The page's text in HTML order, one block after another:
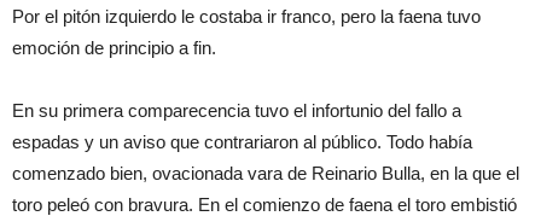
Por el pitón izquierdo le costaba ir franco, pero la faena tuvo
emoción de principio a fin.
En su primera comparecencia tuvo el infortunio del fallo a
espadas y un aviso que contrariaron al público. Todo había
comenzado bien, ovacionada vara de Reinario Bulla, en la que el
toro peleó con bravura. En el comienzo de faena el toro embistió